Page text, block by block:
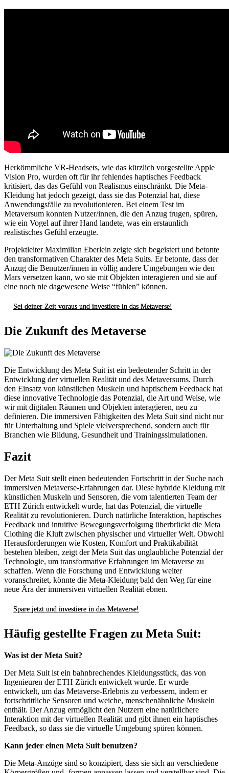
Herkömmliche VR-Headsets, wie das kürzlich vorgestellte Apple
Vision Pro, wurden oft für ihr fehlendes haptisches Feedback
kritisiert, das das Gefühl von Realismus einschränkt. Die Meta-
Kleidung hat jedoch gezeigt, dass sie das Potenzial hat, diese
Anwendungsfälle zu revolutionieren. Bei einem Test im
Metaversum konnten Nutzer/innen, die den Anzug trugen, spüren,
wie ein Vogel auf ihrer Hand landete, was ein erstaunlich
realistisches Gefühl erzeugte.
Projektleiter Maximilian Eberlein zeigte sich begeistert und betonte
den transformativen Charakter des Meta Suits. Er betonte, dass der
Anzug die Benutzer/innen in völlig andere Umgebungen wie den
Mars versetzen kann, wo sie mit Objekten interagieren und sie auf
eine noch nie dagewesene Weise “fühlen” können.
Sei deiner Zeit voraus und investiere in das Metaverse!
Die Zukunft des Metaverse
Die Entwicklung des Meta Suit ist ein bedeutender Schritt in der
Entwicklung der virtuellen Realität und des Metaversums. Durch
den Einsatz von künstlichen Muskeln und haptischem Feedback hat
diese innovative Technologie das Potenzial, die Art und Weise, wie
wir mit digitalen Räumen und Objekten interagieren, neu zu
definieren. Die immersiven Fähigkeiten des Meta Suit sind nicht nur
für Unterhaltung und Spiele vielversprechend, sondern auch für
Branchen wie Bildung, Gesundheit und Trainingssimulationen.
Fazit
Der Meta Suit stellt einen bedeutenden Fortschritt in der Suche nach
immersiven Metaverse-Erfahrungen dar. Diese hybride Kleidung mit
künstlichen Muskeln und Sensoren, die vom talentierten Team der
ETH Zürich entwickelt wurde, hat das Potenzial, die virtuelle
Realität zu revolutionieren. Durch natürliche Interaktion, haptisches
Feedback und intuitive Bewegungsverfolgung überbrückt die Meta
Clothing die Kluft zwischen physischer und virtueller Welt. Obwohl
Herausforderungen wie Kosten, Komfort und Praktikabilität
bestehen bleiben, zeigt der Meta Suit das unglaubliche Potenzial der
Technologie, um transformative Erfahrungen im Metaverse zu
schaffen. Wenn die Forschung und Entwicklung weiter
voranschreitet, könnte die Meta-Kleidung bald den Weg für eine
neue Ära der immersiven virtuellen Realität ebnen.
Spare jetzt und investiere in das Metaverse!
Häufig gestellte Fragen zu Meta Suit:
Was ist der Meta Suit?
Der Meta Suit ist ein bahnbrechendes Kleidungsstück, das von
Ingenieuren der ETH Zürich entwickelt wurde. Er wurde
entwickelt, um das Metaverse-Erlebnis zu verbessern, indem er
fortschrittliche Sensoren und weiche, menschenähnliche Muskeln
enthält. Der Anzug ermöglicht den Nutzern eine natürlichere
Interaktion mit der virtuellen Realität und gibt ihnen ein haptisches
Feedback, so dass sie die virtuelle Umgebung spüren können.
Kann jeder einen Meta Suit benutzen?
Die Meta-Anzüge sind so konzipiert, dass sie sich an verschiedene